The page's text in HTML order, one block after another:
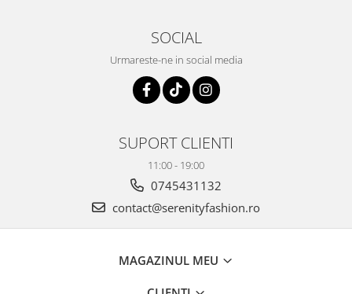
SOCIAL
Urmareste-ne in social media
SUPORT CLIENTI
11:00 - 19:00
0745431132
contact@serenityfashion.ro
MAGAZINUL MEU